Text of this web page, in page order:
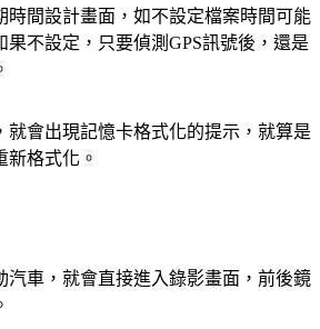
時間設計畫面，如不設定檔案時間可能
不設定，只要偵測GPS訊號後，還是
就會出現記憶卡格式化的提示，就算是
新格式化。
汽車，就會直接進入錄影畫面，前後鏡